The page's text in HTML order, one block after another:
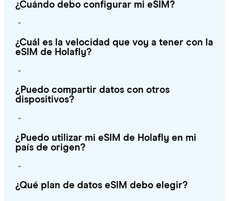
¿Cuándo debo configurar mi eSIM?
¿Cuál es la velocidad que voy a tener con la
eSIM de Holafly?
¿Puedo compartir datos con otros
dispositivos?
¿Puedo utilizar mi eSIM de Holafly en mi
país de origen?
¿Qué plan de datos eSIM debo elegir?